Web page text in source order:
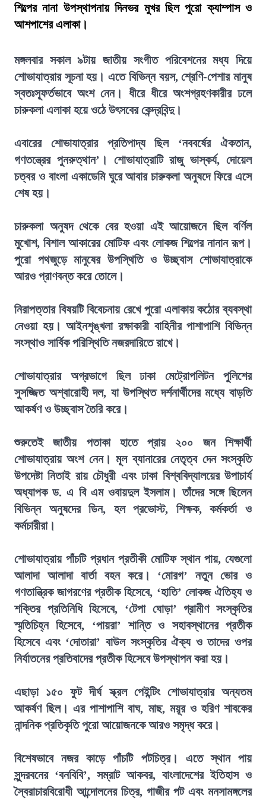
শিল্পের নানা উপস্থাপনায় দিনভর মুখর ছিল পুরো ক্যাম্পাস ও
আশপাশের এলাকা।
মঙ্গলবার সকাল ৯টায় জাতীয় সংগীত পরিবেশনের মধ্য দিয়ে
শোভাযাত্রার সূচনা হয়। এতে বিভিন্ন বয়স, শ্রেণি-পেশার মানুষ
স্বতঃস্ফূর্তভাবে অংশ নেন। ধীরে ধীরে অংশগ্রহণকারীর ঢলে
চারুকলা এলাকা হয়ে ওঠে উৎসবের কেন্দ্রবিন্দু।
এবারের শোভাযাত্রার প্রতিপাদ্য ছিল ‘নববর্ষের ঐকতান,
গণতন্ত্রের পুনরুত্থান’। শোভাযাত্রাটি রাজু ভাস্কর্য, দোয়েল
চত্বর ও বাংলা একাডেমি ঘুরে আবার চারুকলা অনুষদে ফিরে এসে
শেষ হয়।
চারুকলা অনুষদ থেকে বের হওয়া এই আয়োজনে ছিল বর্ণিল
মুখোশ, বিশাল আকারের মোটিফ এবং লোকজ শিল্পের নানান রূপ।
পুরো পথজুড়ে মানুষের উপস্থিতি ও উচ্ছ্বাস শোভাযাত্রাকে
আরও প্রাণবন্ত করে তোলে।
নিরাপত্তার বিষয়টি বিবেচনায় রেখে পুরো এলাকায় কঠোর ব্যবস্থা
নেওয়া হয়। আইনশৃঙ্খলা রক্ষাকারী বাহিনীর পাশাপাশি বিভিন্ন
সংস্থাও সার্বিক পরিস্থিতি নজরদারিতে রাখে।
শোভাযাত্রার অগ্রভাগে ছিল ঢাকা মেট্রোপলিটন পুলিশের
সুসজ্জিত অশ্বারোহী দল, যা উপস্থিত দর্শনার্থীদের মধ্যে বাড়তি
আকর্ষণ ও উচ্ছ্বাস তৈরি করে।
শুরুতেই জাতীয় পতাকা হাতে প্রায় ২০০ জন শিক্ষার্থী
শোভাযাত্রায় অংশ নেন। মূল ব্যানারের নেতৃত্ব দেন সংস্কৃতি
উপদেষ্টা নিতাই রায় চৌধুরী এবং ঢাকা বিশ্ববিদ্যালয়ের উপাচার্য
অধ্যাপক ড. এ বি এম ওবায়দুল ইসলাম। তাঁদের সঙ্গে ছিলেন
বিভিন্ন অনুষদের ডিন, হল প্রভোস্ট, শিক্ষক, কর্মকর্তা ও
কর্মচারীরা।
শোভাযাত্রায় পাঁচটি প্রধান প্রতীকী মোটিফ স্থান পায়, যেগুলো
আলাদা আলাদা বার্তা বহন করে। ‘মোরগ’ নতুন ভোর ও
গণতান্ত্রিক জাগরণের প্রতীক হিসেবে, ‘হাতি’ লোকজ ঐতিহ্য ও
শক্তির প্রতিনিধি হিসেবে, ‘টেপা ঘোড়া’ গ্রামীণ সংস্কৃতির
স্মৃতিচিহ্ন হিসেবে, ‘পায়রা’ শান্তি ও সহাবস্থানের প্রতীক
হিসেবে এবং ‘দোতারা’ বাউল সংস্কৃতির ঐক্য ও তাদের ওপর
নির্যাতনের প্রতিবাদের প্রতীক হিসেবে উপস্থাপন করা হয়।
এছাড়া ১৫০ ফুট দীর্ঘ স্ক্রল পেইন্টিং শোভাযাত্রার অন্যতম
আকর্ষণ ছিল। এর পাশাপাশি বাঘ, মাছ, ময়ূর ও হরিণ শাবকের
নান্দনিক প্রতিকৃতি পুরো আয়োজনকে আরও সমৃদ্ধ করে।
বিশেষভাবে নজর কাড়ে পাঁচটি পটচিত্র। এতে স্থান পায়
সুন্দরবনের ‘বনবিবি’, সম্রাট আকবর, বাংলাদেশের ইতিহাস ও
স্বৈরাচারবিরোধী আন্দোলনের চিত্র, গাজীর পট এবং মনসামঙ্গলের